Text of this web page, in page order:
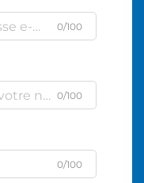
0/100
0/100
0/100